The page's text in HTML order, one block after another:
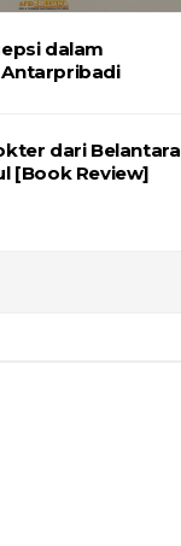
dalam
dari Belantara
[Book Review]